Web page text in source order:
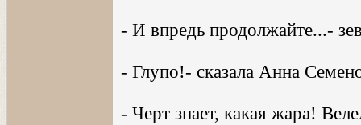
- И впредь продолжайте...-
- Глупо!- сказала Анна
- Черт знает, какая жара!